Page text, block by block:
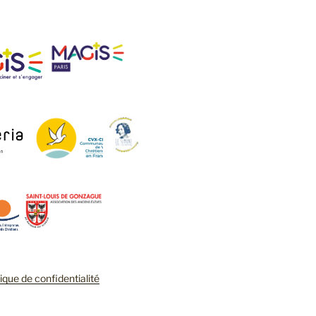
de confidentialité